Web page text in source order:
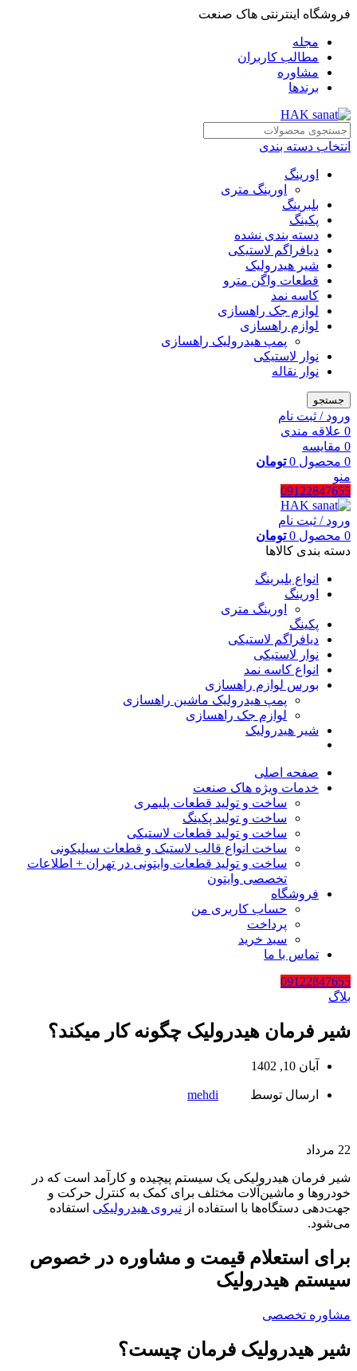
فروشگاه اینترنتی هاک صنعت
مجله
مطالب کاربران
مشاوره
برندها
انتخاب دسته بندی
اورینگ
اورینگ متری
بلبرینگ
پکینگ
دسته بندی نشده
دیافراگم لاستیکی
شیر هیدرولیک
قطعات واگن مترو
کاسه نمد
لوازم جک راهسازی
لوازم راهسازی
پمپ هیدرولیک راهسازی
نوار لاستیکی
نوار نقاله
جستجو
ورود / ثبت نام
0 علاقه مندی
0 مقایسه
0 محصول 0 تومان
منو
09122847655
ورود / ثبت نام
0 محصول 0 تومان
دسته بندی کالاها
انواع بلبرینگ
اورینگ
اورینگ متری
پکینگ
دیافراگم لاستیکی
نوار لاستیکی
انواع کاسه نمد
بورس لوازم راهسازی
پمپ هیدرولیک ماشین راهسازی
لوازم جک راهسازی
شیر هیدرولیک
صفحه اصلی
خدمات ویژه هاک صنعت
ساخت و تولید قطعات پلیمری
ساخت و تولید پکینگ
ساخت و تولید قطعات لاستیکی
ساخت انواع قالب لاستیک و قطعات سیلیکونی
ساخت و تولید قطعات وایتونی در تهران + اطلاعات
تخصصی وایتون
فروشگاه
حساب کاربری من
پرداخت
سبد خرید
تماس با ما
09122847655
بلاگ
شیر فرمان هیدرولیک چگونه کار میکند؟
آبان 10, 1402
ارسال توسط mehdi
22 مرداد
شیر فرمان هیدرولیکی یک سیستم پیچیده و کارآمد است که در
خودروها و ماشین‌آلات مختلف برای کمک به کنترل حرکت و
جهت‌دهی دستگاه‌ها با استفاده از نیروی هیدرولیکی استفاده
می‌شود.
برای استعلام قیمت و مشاوره در خصوص
سیستم هیدرولیک
مشاوره تخصصی
شیر هیدرولیک فرمان چیست؟